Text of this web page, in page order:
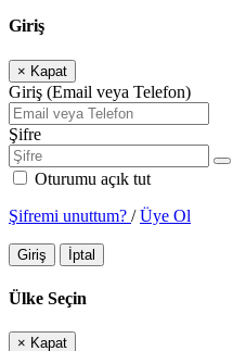
Giriş
× Kapat
Giriş (Email veya Telefon)
Şifre
Oturumu açık tut
Şifremi unuttum? /Üye Ol
Giriş İptal
Ülke Seçin
× Kapat